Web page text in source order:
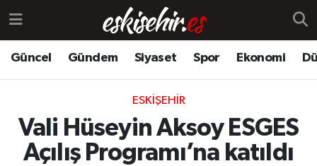
Güncel Gündem Siyaset Spor Ekonomi
ESKIŞEHIR
Vali Hüseyin Aksoy ESGES
Açılış Programı’na katıldı